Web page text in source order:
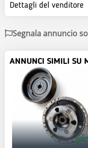
Dettagli del venditore
Segnala annuncio
ANNUNCI SIMILI SU